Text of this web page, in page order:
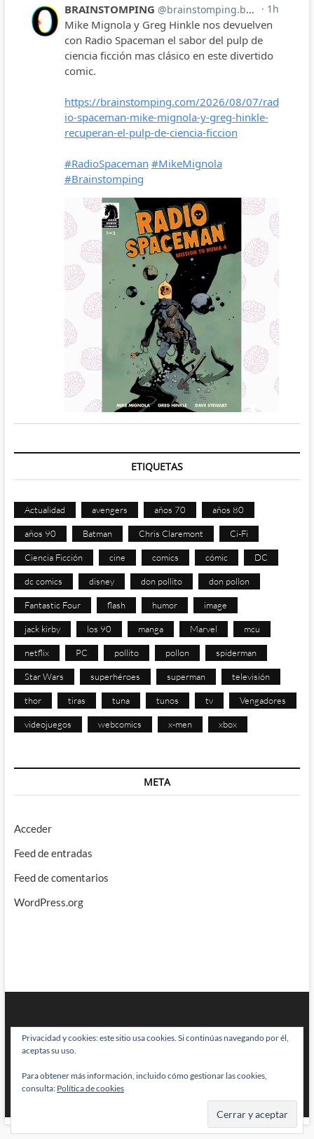
ETIQUETAS
Actualidad avengers años 70 años 80
años 90 Batman Chris Claremont Ci-Fi
Ciencia Ficción cine comics cómic DC
dc comics disney don pollito don pollon
Fantastic Four flash humor image
jack kirby los 90 manga Marvel mcu
netflix PC pollito pollon spiderman
Star Wars superhéroes superman televisión
thor tiras tuna tunos tv Vengadores
videojuegos webcomics x-men xbox
META
Acceder
Feed de entradas
Feed de comentarios
WordPress.org
BRAINSTOMPING| Diseñado por:Theme Freesia|WordPress| © Todos
los derechos reservados
Privacidad y cookies: este sitio usa cookies. Si continúas navegando por él,
aceptas su uso.
Para obtener más información, incluido cómo gestionar las cookies,
consulta: Política de cookies